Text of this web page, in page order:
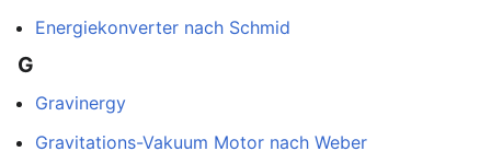
Energiekonverter nach Schmid
G
Gravinergy
Gravitations-Vakuum Motor nach Weber